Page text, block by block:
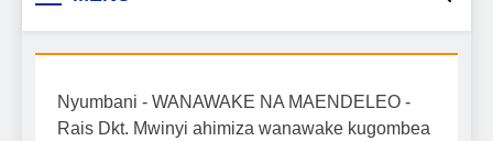
Tanzania
kilimo, mitindo, na burudani kwa Kiswahili,
mafanikio yako.
Nyumbani - WANAWAKE NA MAENDELEO -
Rais Dkt. Mwinyi ahimiza wanawake kugombea